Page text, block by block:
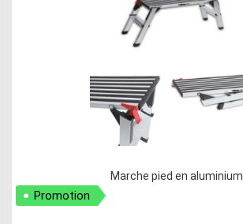
Marche pied en aluminium
Promotion